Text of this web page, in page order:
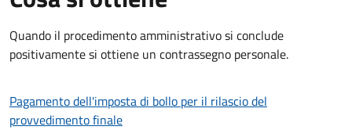
Quando il procedimento amministrativo si conclude
positivamente si ottiene un contrassegno personale.
Pagamento dell'imposta di bollo per il rilascio del
provvedimento finale